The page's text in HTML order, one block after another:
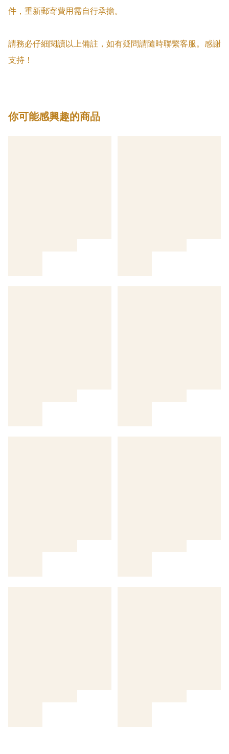
件，重新郵寄費用需自行承擔。
請務必仔細閱讀以上備註，如有疑問請隨時聯繫客服。感謝
支持！
你可能感興趣的商品